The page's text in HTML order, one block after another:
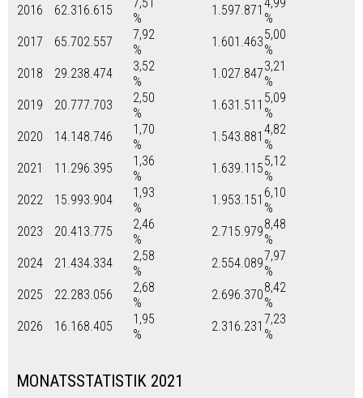
2016
62.316.615
%
1.597.871
%
2017
65.702.557
7,92
%
1.601.4635,00
%
2018
29.238.474
3,52
%
1.027.8473,21
%
2019
20.777.703
2,50
%
1.631.511 5,09
%
2020
14.148.746
1,70
%
1.543.881 4,82
%
2021
11.296.395
1,36
%
1.639.1155,12
%
2022
15.993.904
1,93
%
1.953.151 6,10
%
2023
20.413.775
2,46
%
2.715.9798,48
%
2024
21.434.334
2,58
%
2.554.0897,97
%
2025
22.283.056
2,68
%
2.696.3708,42
%
2026
16.168.405
1,95
%
2.316.231 7,23
%
MONATSSTATISTIK 2021